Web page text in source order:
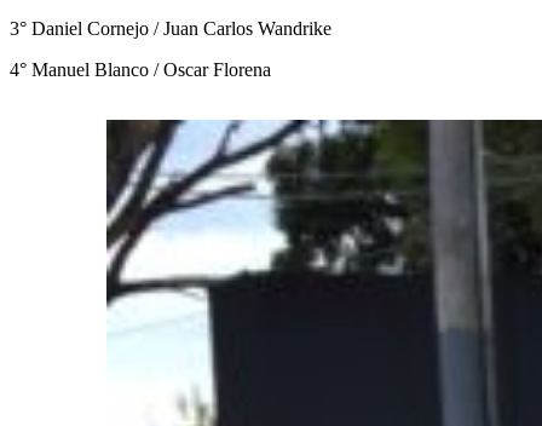
3° Daniel Cornejo / Juan Carlos Wandrike
4° Manuel Blanco / Oscar Florena